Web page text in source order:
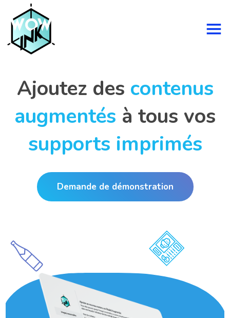
Ajoutez des contenus
augmentés à tous vos
supports imprimés
Demande de démonstration